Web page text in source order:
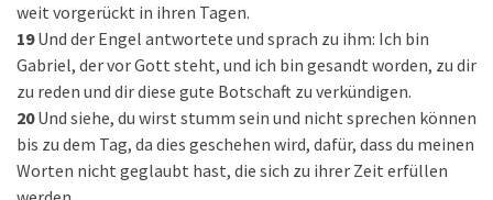
weit vorgerückt in ihren Tagen.
19 Und der Engel antwortete und sprach zu ihm: Ich bin
Gabriel, der vor Gott steht, und ich bin gesandt worden, zu dir
zu reden und dir diese gute Botschaft zu verkündigen.
20 Und siehe, du wirst stumm sein und nicht sprechen können
bis zu dem Tag, da dies geschehen wird, dafür, dass du meinen
Worten nicht geglaubt hast, die sich zu ihrer Zeit erfüllen